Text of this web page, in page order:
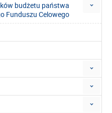
budżetu państwa
Funduszu Celowego